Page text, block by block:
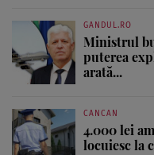
GANDUL.RO
Ministrul
puterea
arată...
CANCAN
4.000 lei
locuiesc la